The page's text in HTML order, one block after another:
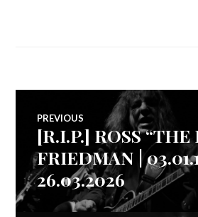
Navegação
de
artigos
PREVIOUS
Previous
post:
[R.I.P.] ROSS “THE
FRIEDMAN |
26.03.2026